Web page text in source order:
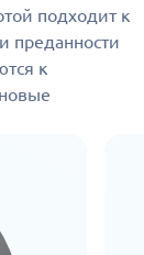
подходит к
преданности
к